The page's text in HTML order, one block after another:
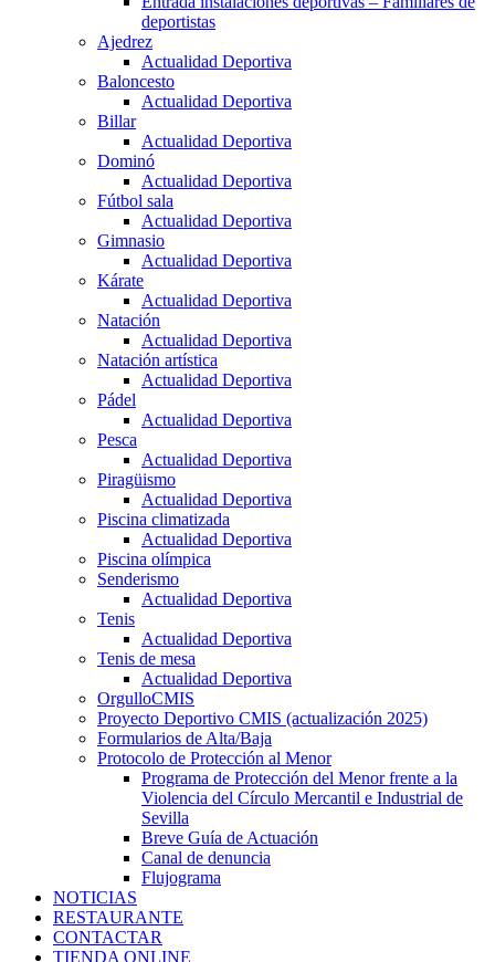
deportistas
Ajedrez
Actualidad Deportiva
Baloncesto
Actualidad Deportiva
Billar
Actualidad Deportiva
Dominó
Actualidad Deportiva
Fútbol sala
Actualidad Deportiva
Gimnasio
Actualidad Deportiva
Kárate
Actualidad Deportiva
Natación
Actualidad Deportiva
Natación artística
Actualidad Deportiva
Pádel
Actualidad Deportiva
Pesca
Actualidad Deportiva
Piragüismo
Actualidad Deportiva
Piscina climatizada
Actualidad Deportiva
Piscina olímpica
Senderismo
Actualidad Deportiva
Tenis
Actualidad Deportiva
Tenis de mesa
Actualidad Deportiva
OrgulloCMIS
Proyecto Deportivo CMIS (actualización 2025)
Formularios de Alta/Baja
Protocolo de Protección al Menor
Programa de Protección del Menor frente a la
Violencia del Círculo Mercantil e Industrial de
Sevilla
Breve Guía de Actuación
Canal de denuncia
Flujograma
NOTICIAS
RESTAURANTE
CONTACTAR
TIENDA ONLINE